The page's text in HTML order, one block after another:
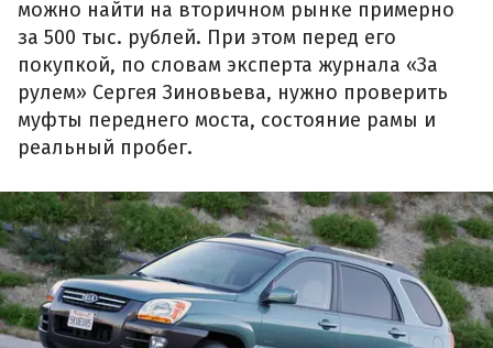
можно найти на вторичном рынке примерно
за 500 тыс. рублей. При этом перед его
покупкой, по словам эксперта журнала «За
рулем» Сергея Зиновьева, нужно проверить
муфты переднего моста, состояние рамы и
реальный пробег.